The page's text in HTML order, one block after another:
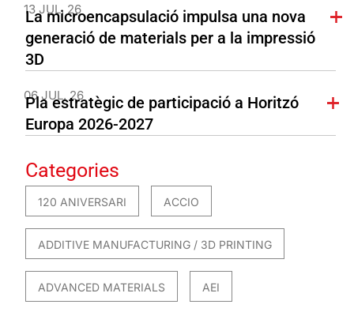
13 JUL. 26
La microencapsulació impulsa una nova
generació de materials per a la impressió
3D
06 JUL. 26
Pla estratègic de participació a Horitzó
Europa 2026-2027
Categories
120 ANIVERSARI ACCIO
ADDITIVE MANUFACTURING / 3D PRINTING
ADVANCED MATERIALS AEI